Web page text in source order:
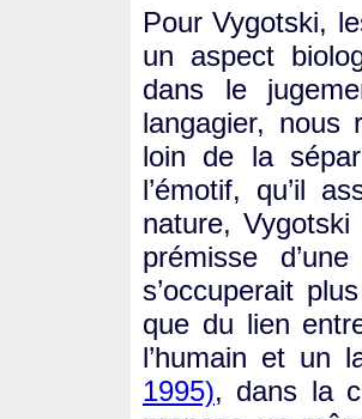
Pour Vygotski,
un aspect
dans le
langagier, nous
loin de la
l’émotif, qu’il
nature,
prémisse
s’occuperait
que du lien
l’humain et un
1995), dans la